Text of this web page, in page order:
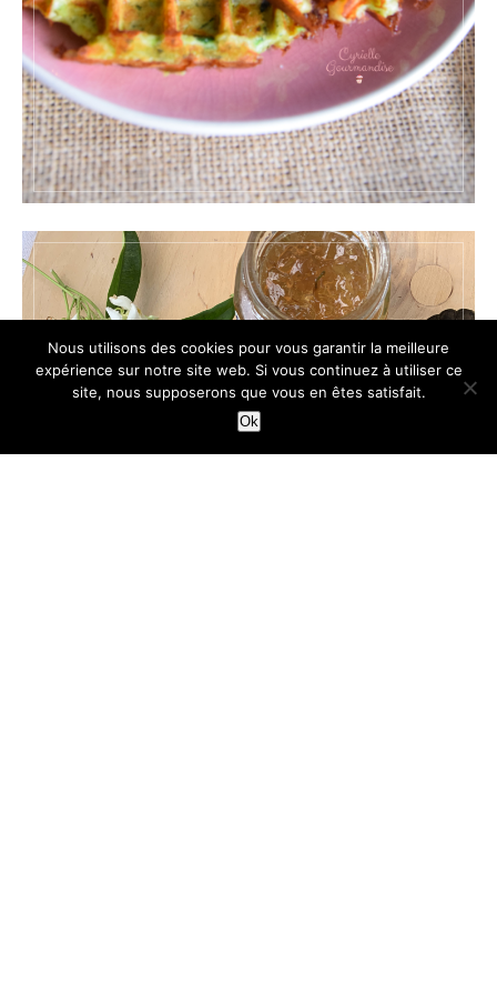
Nous utilisons des cookies pour vous garantir la meilleure
expérience sur notre site web. Si vous continuez à utiliser ce
site, nous supposerons que vous en êtes satisfait.
Ok